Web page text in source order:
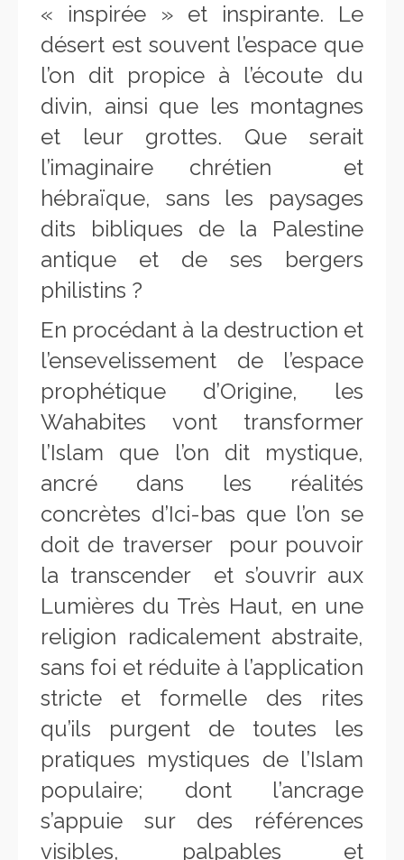
« inspirée » et inspirante. Le
désert est souvent l’espace que
l’on dit propice à l’écoute du
divin, ainsi que les montagnes
et leur grottes. Que serait
l’imaginaire chrétien et
hébraïque, sans les paysages
dits bibliques de la Palestine
antique et de ses bergers
philistins ?
En procédant à la destruction et
l’ensevelissement de l’espace
prophétique d’Origine, les
Wahabites vont transformer
l’Islam que l’on dit mystique,
ancré dans les réalités
concrètes d’Ici-bas que l’on se
doit de traverser pour pouvoir
la transcender et s’ouvrir aux
Lumières du Très Haut, en une
religion radicalement abstraite,
sans foi et réduite à l’application
stricte et formelle des rites
qu’ils purgent de toutes les
pratiques mystiques de l’Islam
populaire; dont l’ancrage
s’appuie sur des références
visibles, palpables et